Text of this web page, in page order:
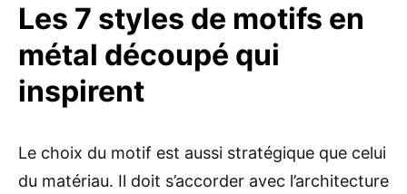
Les 7 styles de motifs en
métal découpé qui
inspirent
Le choix du motif est aussi stratégique que celui
du matériau. Il doit s’accorder avec l’architecture